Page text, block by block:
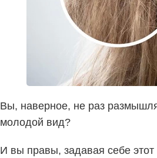
Вы, наверное, не раз
молодой вид?
И вы правы, задавая себе